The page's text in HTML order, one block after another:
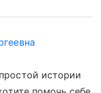
истории